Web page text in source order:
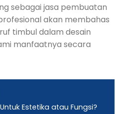
sebagai jasa pembuatan
akan membahas
timbul dalam desain
manfaatnya secara
Estetika atau Fungsi?